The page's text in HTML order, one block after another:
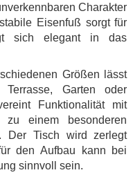
Charakter
Eisenfuß sorgt für
sich elegant in das
Größen lässt
Garten oder
Funktionalität mit
einem besonderen
Der Tisch wird zerlegt
den Aufbau kann bei
sinnvoll sein.